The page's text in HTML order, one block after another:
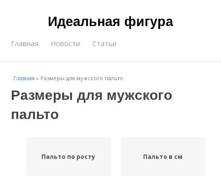
Идеальная фигура
Главная Новости Статьи
Главная » Размеры для мужского пальто
Размеры для мужского
пальто
Пальто по росту Пальто в см